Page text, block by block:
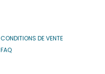
CONDITIONS DE VENTE
FAQ